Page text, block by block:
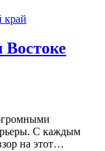
край
С каждым
на этот…